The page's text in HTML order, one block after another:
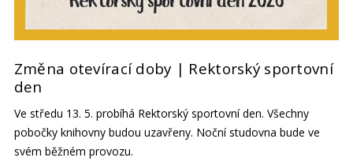
Změna otevírací doby | Rektorský sportovní
den
Ve středu 13. 5. probíhá Rektorský sportovní den. Všechny
pobočky knihovny budou uzavřeny. Noční studovna bude ve
svém běžném provozu.